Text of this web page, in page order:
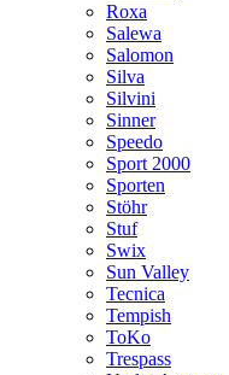
Roxa
Salewa
Salomon
Silva
Silvini
Sinner
Speedo
Sport 2000
Sporten
Stöhr
Stuf
Swix
Sun Valley
Tecnica
Tempish
ToKo
Trespass